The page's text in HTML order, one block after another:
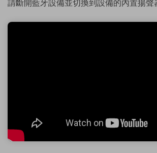
請斷開藍牙設備並切換到設備的內置揚聲